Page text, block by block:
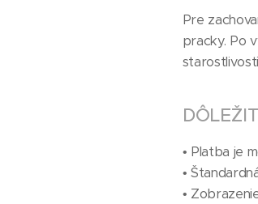
Pre
pracky. Po
• Platba je
•
•